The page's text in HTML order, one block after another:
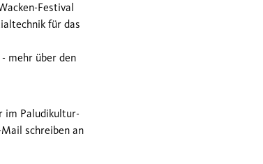
Festival
für das
mehr über den
im Paludikultur-
schreiben an